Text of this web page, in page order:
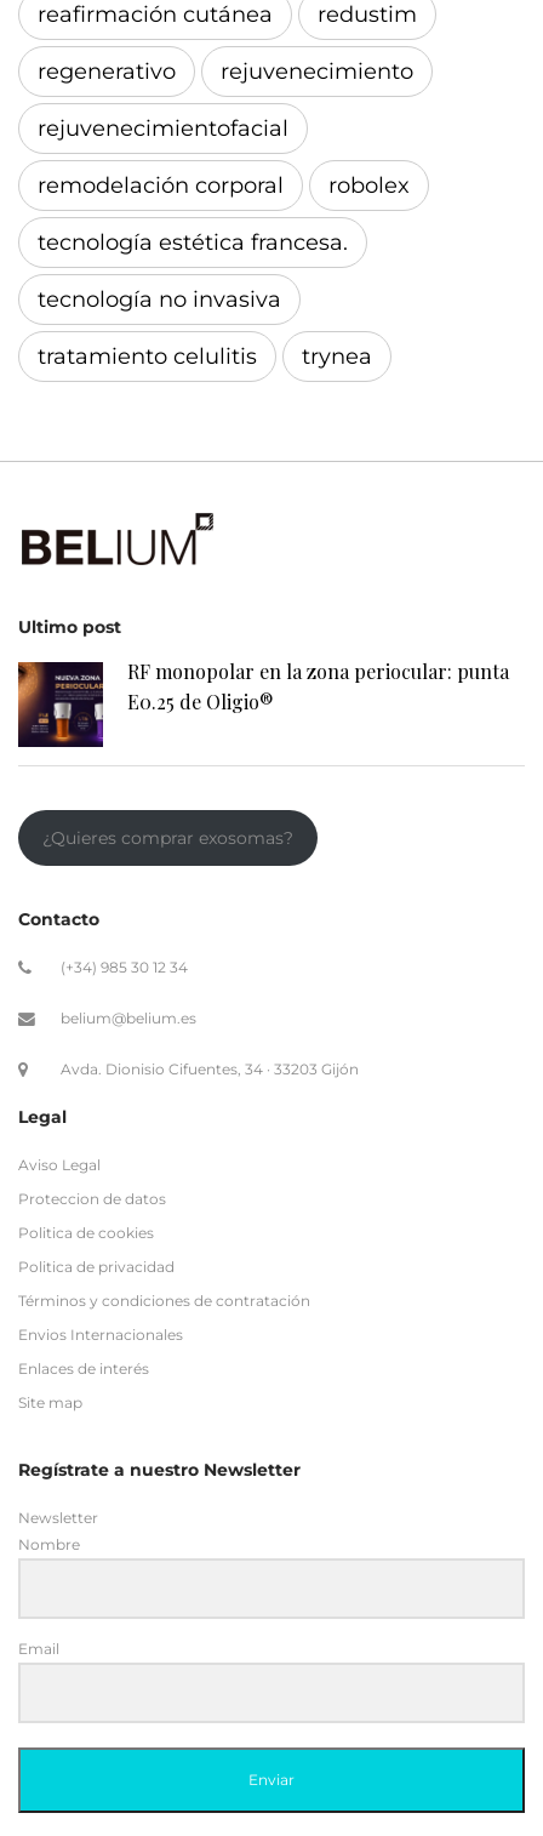
reafirmación cutánea redustim
regenerativo rejuvenecimiento
rejuvenecimientofacial
remodelación corporal robolex
tecnología estética francesa.
tecnología no invasiva
tratamiento celulitis trynea
Ultimo post
RF monopolar en la zona periocular: punta
E0.25 de Oligio®
¿Quieres comprar exosomas?
Contacto
(+34) 985 30 12 34
belium@belium.es
Avda. Dionisio Cifuentes, 34 · 33203 Gijón
Legal
Aviso Legal
Proteccion de datos
Politica de cookies
Politica de privacidad
Términos y condiciones de contratación
Envios Internacionales
Enlaces de interés
Site map
Regístrate a nuestro Newsletter
Newsletter
Nombre
Email
Enviar